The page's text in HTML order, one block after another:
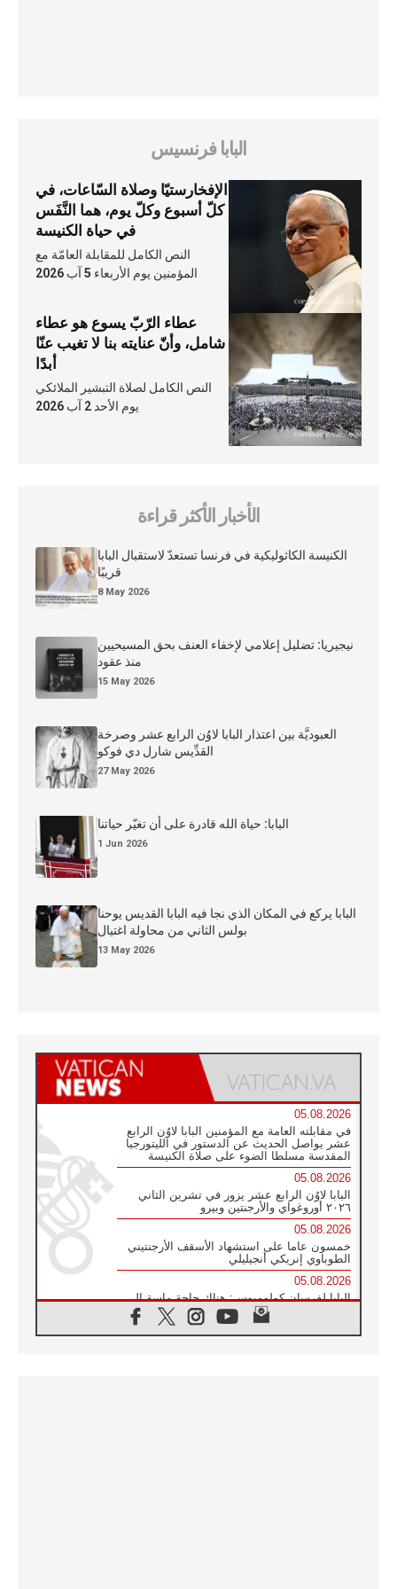
البابا فرنسيس
الإفخارستيّا وصلاة السّاعات، في
كلّ أسبوع وكلّ يوم، هما النَّفَس
في حياة الكنيسة
النص الكامل للمقابلة العامّة مع
المؤمنين يوم الأربعاء 5 آب 2026
عطاء الرّبّ يسوع هو عطاء
شامل، وأنّ عنايته بنا لا تغيب عنّا
أبدًا
النص الكامل لصلاة التبشير الملائكي
يوم الأحد 2 آب 2026
الأخبار الأكثر قراءة
الكنيسة الكاثوليكية في فرنسا تستعدّ لاستقبال البابا
قريبًا
8 May 2026
نيجيريا: تضليل إعلامي لإخفاء العنف بحق المسيحيين
منذ عقود
15 May 2026
العبوديَّة بين اعتذار البابا لاوُن الرابع عشر وصرخة
القدِّيس شارل دي فوكو
27 May 2026
البابا: حياة الله قادرة على أن تغيّر حياتنا
1 Jun 2026
البابا يركع في المكان الذي نجا فيه البابا القديس يوحنا
بولس الثاني من محاولة اغتيال
13 May 2026
05.08.2026
في مقابلته العامة مع المؤمنين البابا لاوُن الرابع
عشر يواصل الحديث عن الدستور في الليتورجيا
المقدسة مسلطا الضوء على صلاة الكنيسة
05.08.2026
البابا لاوُن الرابع عشر يزور في تشرين الثاني
٢٠٢٦ أوروغواي والأرجنتين وبيرو
05.08.2026
خمسون عاما على استشهاد الأسقف الأرجنتيني
الطوباوي إنريكي أنجيليلي
05.08.2026
البابا لفرسان كولومبوس: هناك حاجة ماسة إلى
أنبياء تناغم يسعون إلى بناء الجسور
04.08.2026